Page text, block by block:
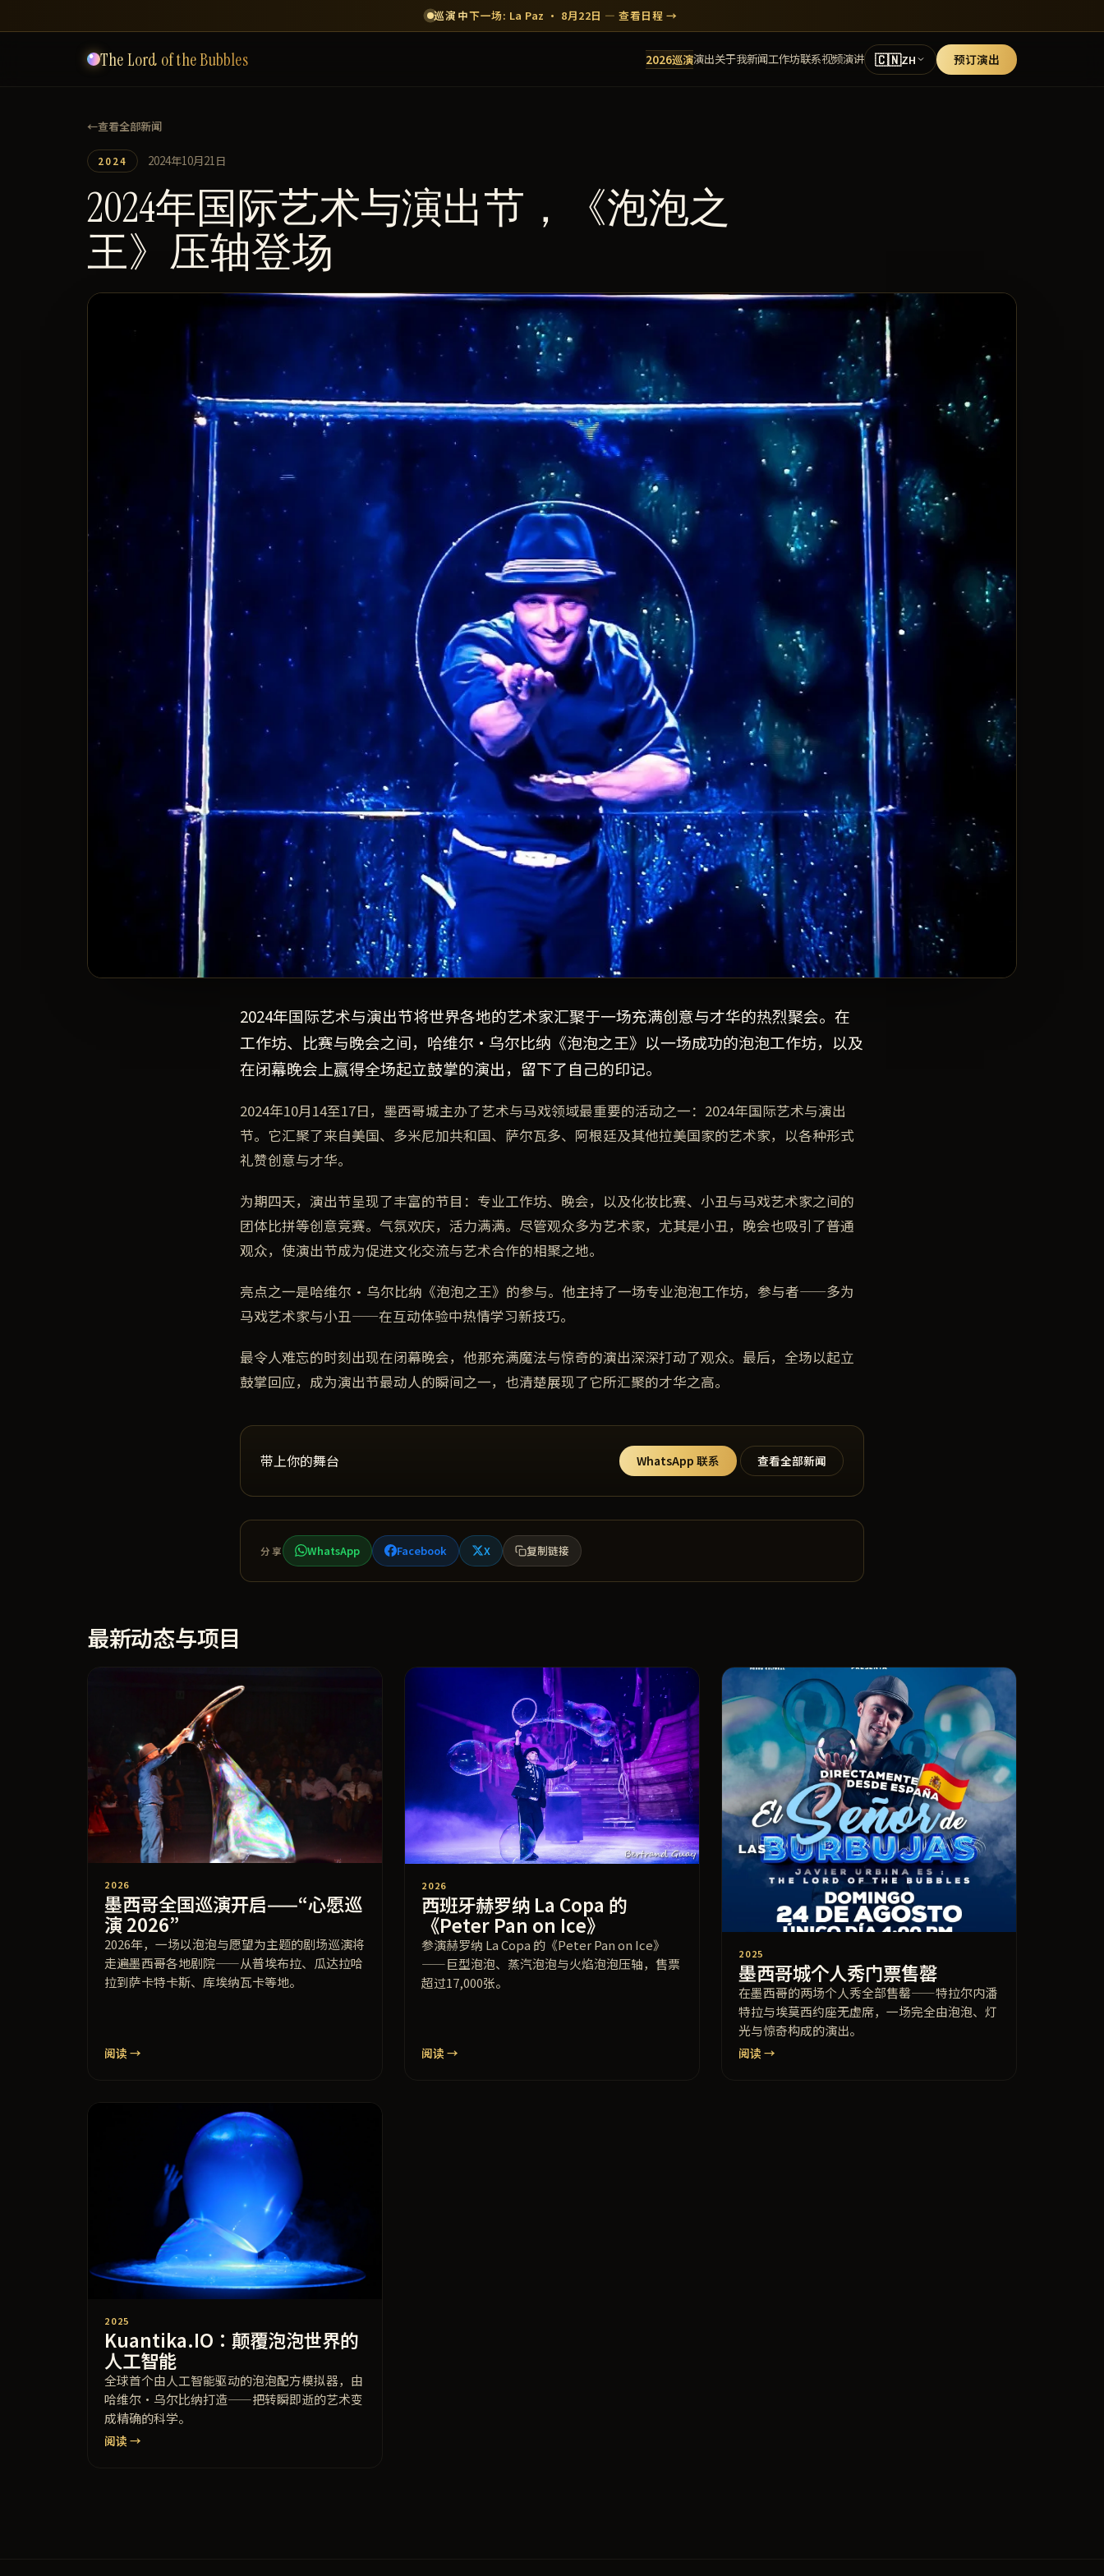
巡演中下一场: La Paz · 8月22日 — 查看日程 →
The Lord of the Bubbles 2026巡演演出关于我新闻工作坊联系视频演讲 🇨🇳ZH 预订演出
←查看全部新闻
2024 2024年10月21日
2024年国际艺术与演出节，《泡泡之
王》压轴登场
2024年国际艺术与演出节将世界各地的艺术家汇聚于一场充满创意与才华的热烈聚会。在
工作坊、比赛与晚会之间，哈维尔·乌尔比纳《泡泡之王》以一场成功的泡泡工作坊，以及
在闭幕晚会上赢得全场起立鼓掌的演出，留下了自己的印记。
2024年10月14至17日，墨西哥城主办了艺术与马戏领域最重要的活动之一：2024年国际艺术与演出
节。它汇聚了来自美国、多米尼加共和国、萨尔瓦多、阿根廷及其他拉美国家的艺术家，以各种形式
礼赞创意与才华。
为期四天，演出节呈现了丰富的节目：专业工作坊、晚会，以及化妆比赛、小丑与马戏艺术家之间的
团体比拼等创意竞赛。气氛欢庆，活力满满。尽管观众多为艺术家，尤其是小丑，晚会也吸引了普通
观众，使演出节成为促进文化交流与艺术合作的相聚之地。
亮点之一是哈维尔·乌尔比纳《泡泡之王》的参与。他主持了一场专业泡泡工作坊，参与者——多为
马戏艺术家与小丑——在互动体验中热情学习新技巧。
最令人难忘的时刻出现在闭幕晚会，他那充满魔法与惊奇的演出深深打动了观众。最后，全场以起立
鼓掌回应，成为演出节最动人的瞬间之一，也清楚展现了它所汇聚的才华之高。
带上你的舞台 WhatsApp 联系 查看全部新闻
分享 WhatsApp Facebook X 复制链接
最新动态与项目
2026
墨西哥全国巡演开启——“心愿巡
演 2026”
2026年，一场以泡泡与愿望为主题的剧场巡演将
走遍墨西哥各地剧院——从普埃布拉、瓜达拉哈
拉到萨卡特卡斯、库埃纳瓦卡等地。
阅读 →
2026
西班牙赫罗纳 La Copa 的
《Peter Pan on Ice》
参演赫罗纳 La Copa 的《Peter Pan on Ice》
——巨型泡泡、蒸汽泡泡与火焰泡泡压轴，售票
超过17,000张。
阅读 →
2025
墨西哥城个人秀门票售罄
在墨西哥的两场个人秀全部售罄——特拉尔内潘
特拉与埃莫西约座无虚席，一场完全由泡泡、灯
光与惊奇构成的演出。
阅读 →
2025
Kuantika.IO：颠覆泡泡世界的
人工智能
全球首个由人工智能驱动的泡泡配方模拟器，由
哈维尔·乌尔比纳打造——把转瞬即逝的艺术变
成精确的科学。
阅读 →